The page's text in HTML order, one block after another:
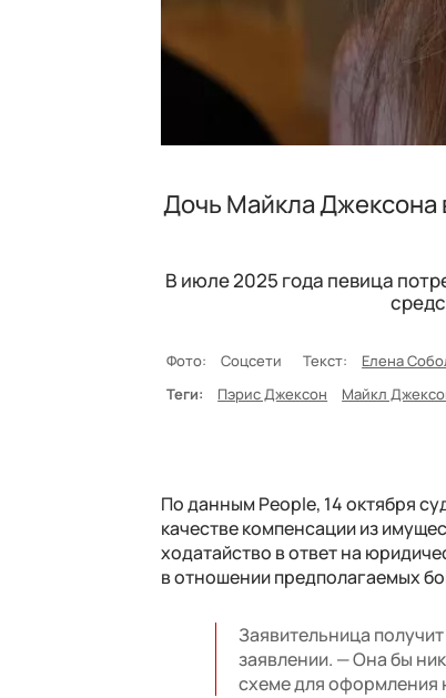
Дочь Майкла Джексона
В июле 2025 года певица
Фото: Соцсети Текст: Елена
Теги:
Пэрис Джексон Майкл
По данным People, 14 октября
качестве компенсации из
ходатайство в ответ на
в отношении предполагаемых
Заявительница
заявлении. — Она бы
схеме для оформления